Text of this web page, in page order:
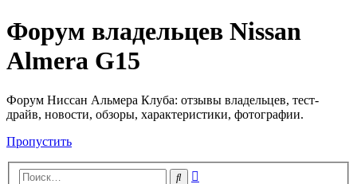
Форум владельцев Nissan
Almera G15
Форум Ниссан Альмера Клуба: отзывы владельцев, тест-
драйв, новости, обзоры, характеристики, фотографии.
Пропустить
Поиск